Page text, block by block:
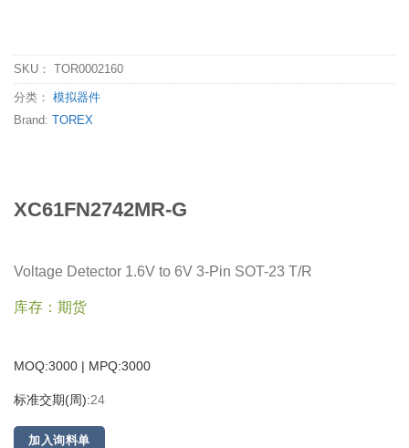
SKU： TOR0002160
分类： 模拟器件
Brand: TOREX
XC61FN2742MR-G
Voltage Detector 1.6V to 6V 3-Pin SOT-23 T/R
库存：期货
MOQ:3000 | MPQ:3000
标准交期(周):24
加入询料单